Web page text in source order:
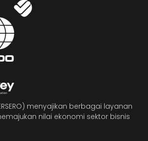
menyajikan berbagai layanan
nilai ekonomi sektor bisnis